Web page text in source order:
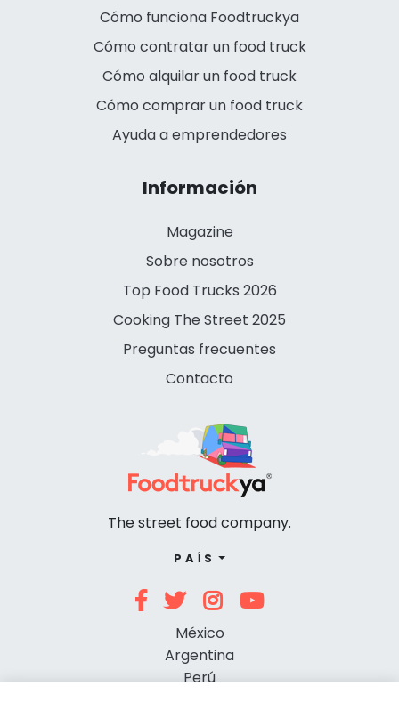
Cómo funciona Foodtruckya
Cómo contratar un food truck
Cómo alquilar un food truck
Cómo comprar un food truck
Ayuda a emprendedores
Información
Magazine
Sobre nosotros
Top Food Trucks 2026
Cooking The Street 2025
Preguntas frecuentes
Contacto
The street food company.
PAÍS
México
Argentina
Perú